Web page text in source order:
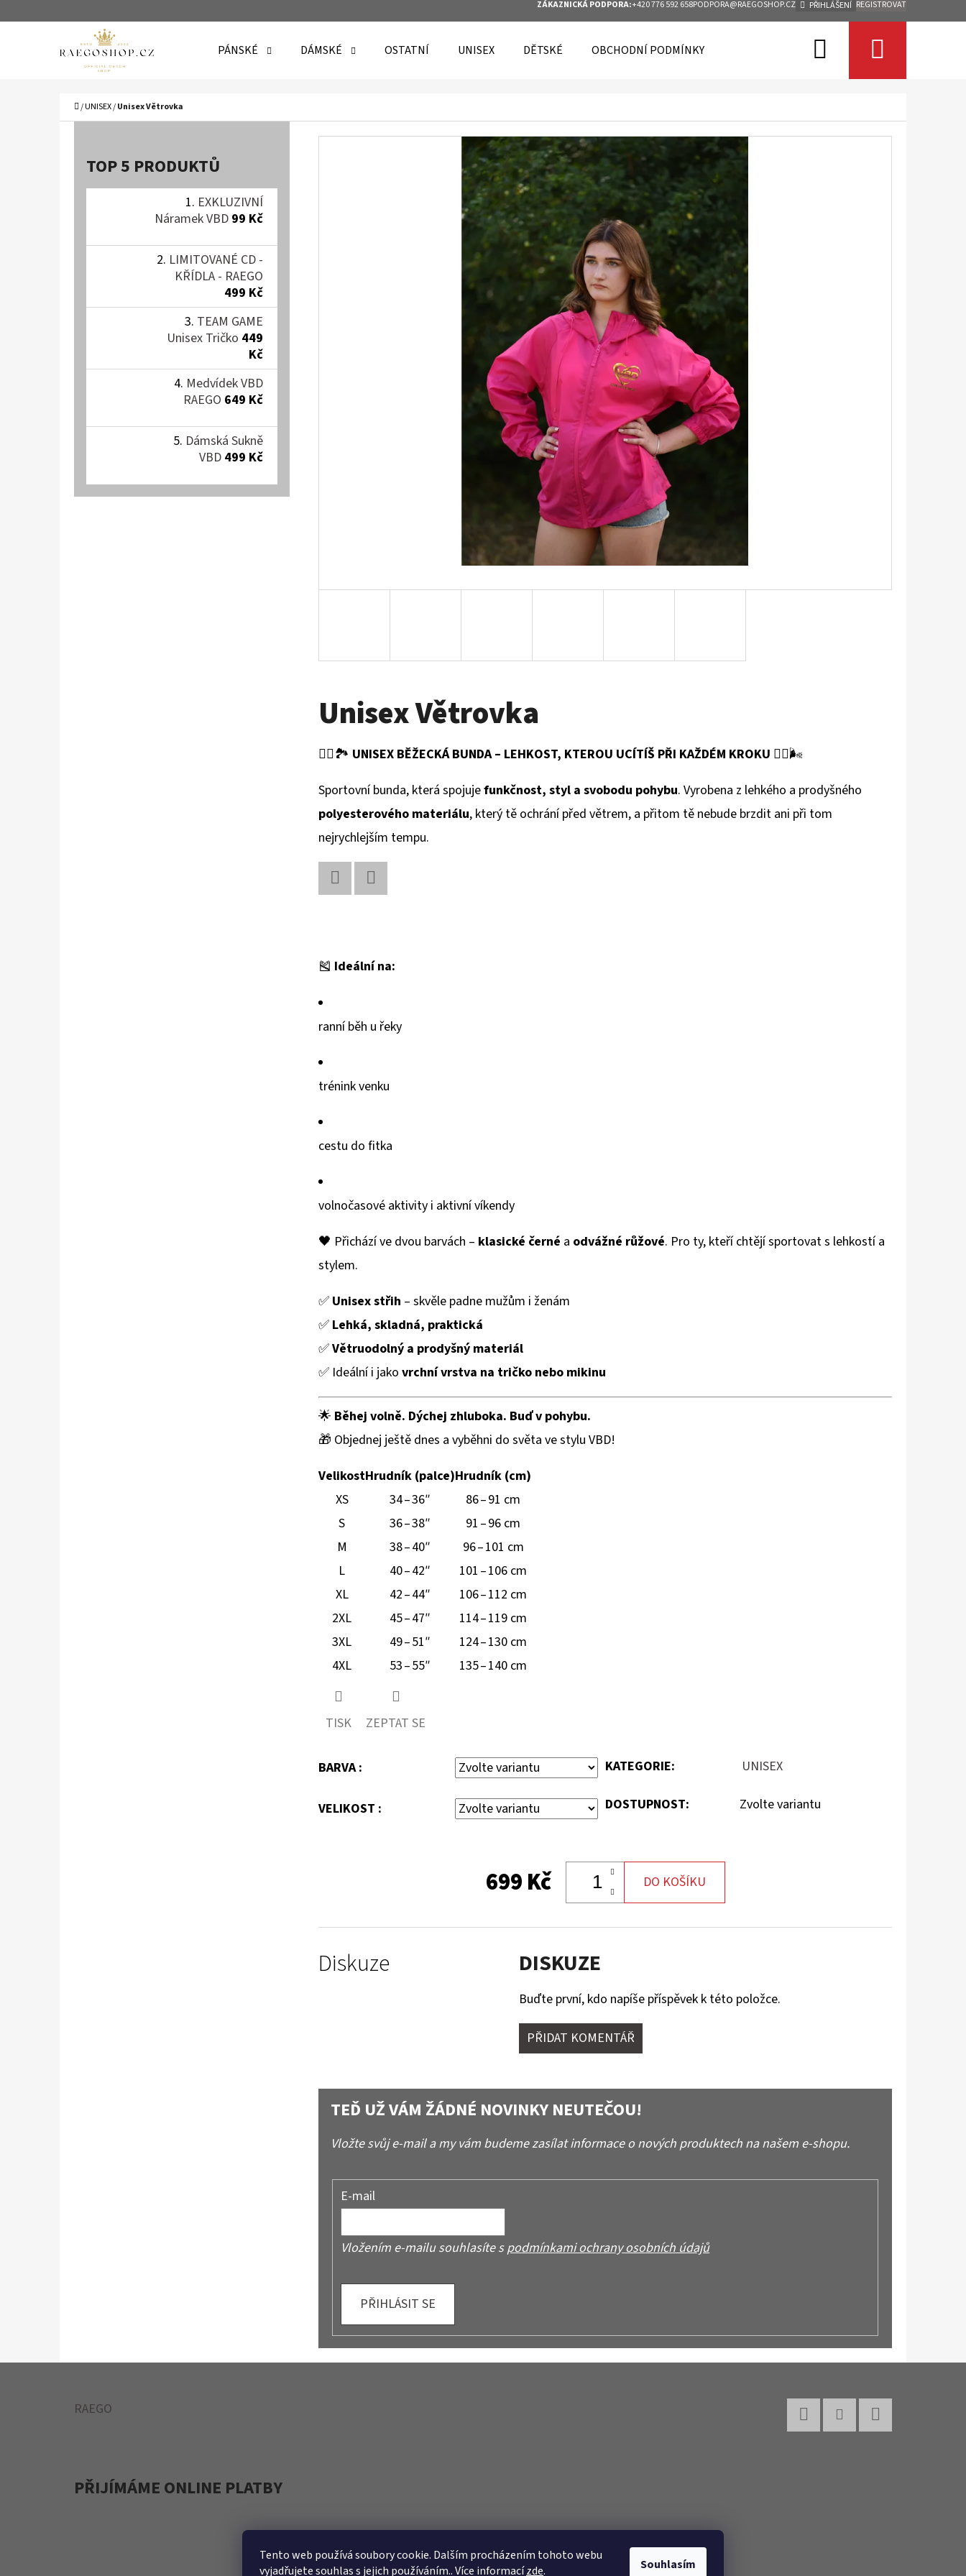
Tento web používá soubory cookie. Dalším procházením tohoto webu
vyjadřujete souhlas s jejich používáním.. Více informacízde. Souhlasím
ZÁKAZNICKÁ PODPORA:+420 776 592 658PODPORA@RAEGOSHOP.CZ PŘIHLÁŠENÍ REGISTROVAT
PÁNSKÉ DÁMSKÉ OSTATNÍ UNISEX DĚTSKÉ OBCHODNÍ PODMÍNKY Hledat
Domů
/UNISEX/Unisex Větrovka
TOP 5 PRODUKTŮ
EXKLUZIVNÍ
Náramek VBD 99 Kč
LIMITOVANÉ CD -
KŘÍDLA - RAEGO
499 Kč
TEAM GAME
Unisex Tričko 449
Kč
Medvídek VBD
RAEGO 649 Kč
Dámská Sukně
VBD 499 Kč
Unisex Větrovka
🏃‍♂️🏞️ UNISEX BĚŽECKÁ BUNDA – LEHKOST, KTEROU UCÍTÍŠ PŘI KAŽDÉM KROKU 🏃‍♀️🌬️
Sportovní bunda, která spojujefunkčnost, styl a svobodu pohybu. Vyrobena z lehkého a prodyšného
polyesterového materiálu, který tě ochrání před větrem, a přitom tě nebude brzdit ani při tom
nejrychlejším tempu.
🎽 Ideální na:
ranní běh u řeky
trénink venku
cestu do fitka
volnočasové aktivity i aktivní víkendy
🖤 Přichází ve dvou barvách – klasické černé a odvážné růžové. Pro ty, kteří chtějí sportovat s lehkostí a
stylem.
✅ Unisex střih – skvěle padne mužům i ženám
✅ Lehká, skladná, praktická
✅Větruodolný a prodyšný materiál
✅ Ideální i jako vrchní vrstva na tričko nebo mikinu
🌟 Běhej volně. Dýchej zhluboka. Buď v pohybu.
🎁 Objednej ještě dnes a vyběhni do světa ve stylu VBD!
VelikostHrudník (palce)Hrudník (cm)
XS
34 – 36″
86 – 91 cm
S
36 – 38″
91 – 96 cm
M
38 – 40″
96 – 101 cm
L
40 – 42″
101 – 106 cm
XL
42 – 44″
106 – 112 cm
2XL
45 – 47″
114 – 119 cm
3XL
49 – 51″
124 – 130 cm
4XL
53 – 55″ 135 – 140 cm
TISK ZEPTAT SE
BARVA :
VELIKOST :
KATEGORIE: UNISEX
DOSTUPNOST: Zvolte variantu
699 Kč DO KOŠÍKU
Diskuze DISKUZE
Buďte první, kdo napíše příspěvek k této položce.
PŘIDAT KOMENTÁŘ
TEĎ UŽ VÁM ŽÁDNÉ NOVINKY NEUTEČOU!
Vložte svůj e-mail a my vám budeme zasílat informace o nových produktech na našem e-shopu.
E-mail
Vložením e-mailu souhlasíte spodmínkami ochrany osobních údajů
PŘIHLÁSIT SE
do
do
HLEDAT
DOPORUČUJEME
EXKLUZIVNÍ NÁRAMEK VBD
99 Kč
TEAM GAME UNISEX TRIČKO
449 Kč
RAEGO
PŘIJÍMÁME ONLINE PLATBY